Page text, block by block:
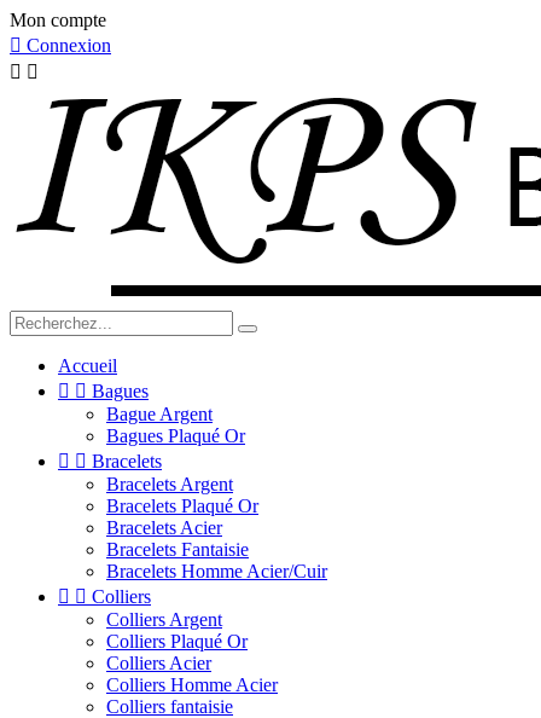
Mon compte
 Connexion
 
Accueil
  Bagues
Bague Argent
Bagues Plaqué Or
  Bracelets
Bracelets Argent
Bracelets Plaqué Or
Bracelets Acier
Bracelets Fantaisie
Bracelets Homme Acier/Cuir
  Colliers
Colliers Argent
Colliers Plaqué Or
Colliers Acier
Colliers Homme Acier
Colliers fantaisie